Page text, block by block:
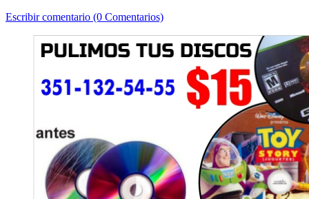
Escribir comentario (0 Comentarios)